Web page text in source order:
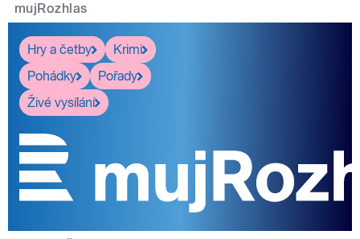
mujRozhlas
Hry a četby
Krimi
Pohádky
Pořady
Živé vysílání